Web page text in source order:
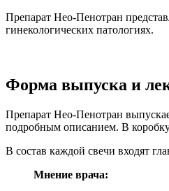
Препарат Нео-Пенотран
гинекологических патологиях.
Форма выпуска и
Препарат Нео-Пенотран
подробным описанием. В
В состав каждой свечи входят
Мнение врача: